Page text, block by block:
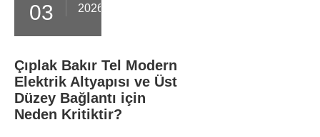
03 2026-06
Çıplak Bakır Tel Modern
Elektrik Altyapısı ve Üst
Düzey Bağlantı için
Neden Kritiktir?